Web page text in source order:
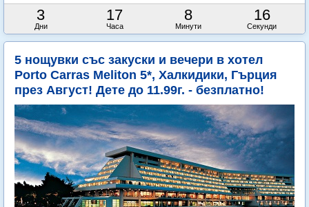
3
Дни
17
Часа
8
Минути
14
Секунди
5 нощувки със закуски и вечери в хотел
Porto Carras Meliton 5*, Халкидики, Гърция
през Август! Дете до 11.99г. - безплатно!